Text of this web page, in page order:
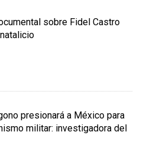
sobre Fidel Castro
presionará a México para
militar: investigadora del